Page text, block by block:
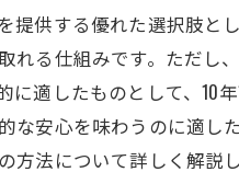
提供する優れた選択肢
れる仕組みです。ただ
適したものとして、10
な安心を味わうのに適
方法について詳しく解